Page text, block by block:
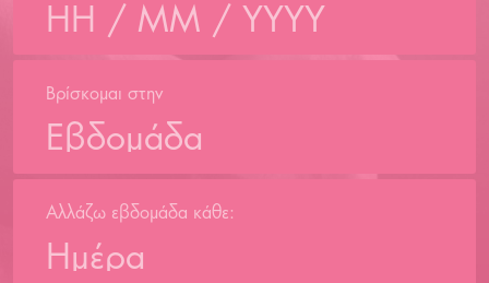
Βρίσκομαι στην
Εβδομάδα
Αλλάζω εβδομάδα κάθε:
Ημέρα